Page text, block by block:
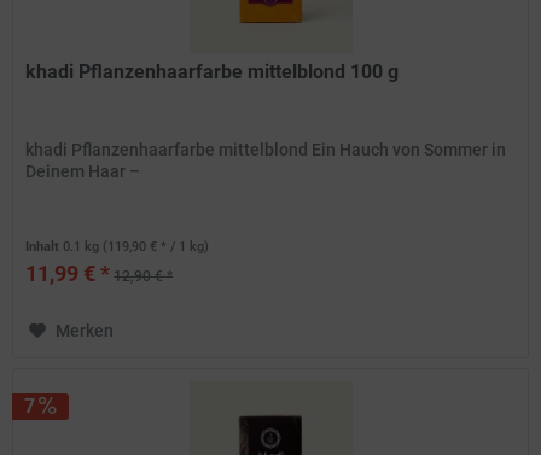
khadi Pflanzenhaarfarbe mittelblond 100 g
khadi Pflanzenhaarfarbe mittelblond Ein Hauch von Sommer in
Deinem Haar –
Inhalt 0.1 kg (119,90 € * / 1 kg)
11,99 € * 12,90 € *
Merken
7